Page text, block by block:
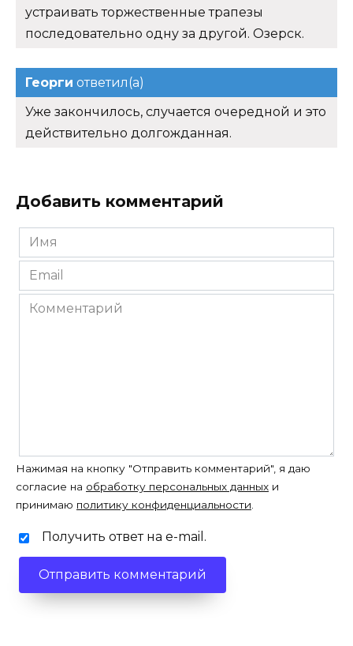
устраивать торжественные трапезы
последовательно одну за другой. Озерск.
Георги ответил(а)
Уже закончилось, случается очередной и это
действительно долгожданная.
Добавить комментарий
Имя
*
Email
*
Комментарий
Нажимая на кнопку "Отправить комментарий", я даю
согласие на обработку персональных данных и
принимаю политику конфиденциальности.
Получить ответ на e-mail.